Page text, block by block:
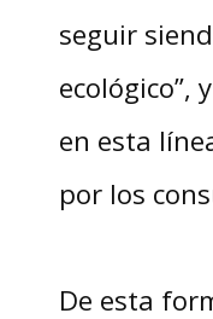
seguir
ecológico”,
en esta
por los
De esta